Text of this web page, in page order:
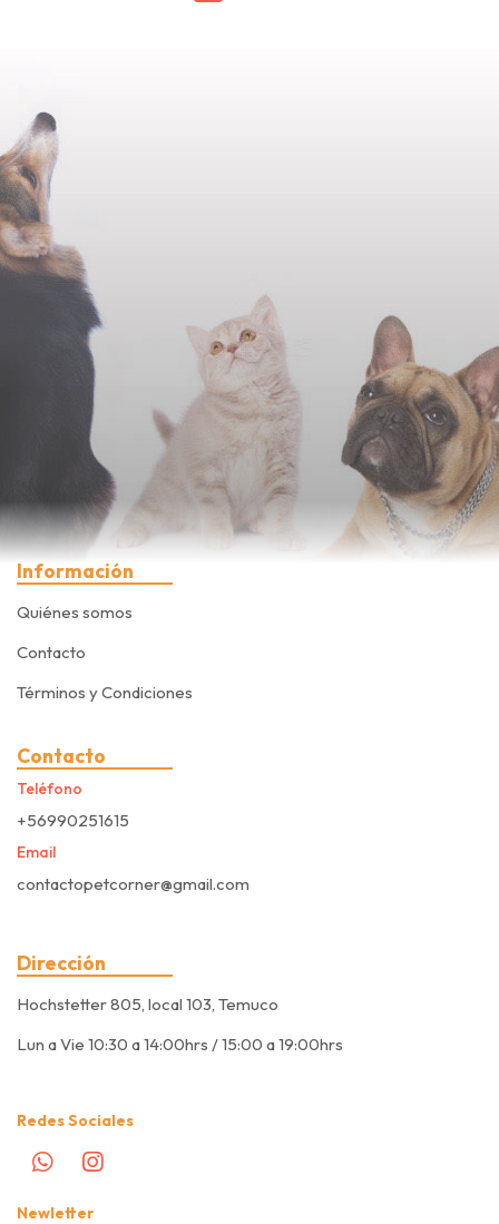
Información
Quiénes somos
Contacto
Términos y Condiciones
Contacto
Teléfono
+56990251615
Email
contactopetcorner@gmail.com
Dirección
Hochstetter 805, local 103, Temuco
Lun a Vie 10:30 a 14:00hrs / 15:00 a 19:00hrs
Redes Sociales
Newletter